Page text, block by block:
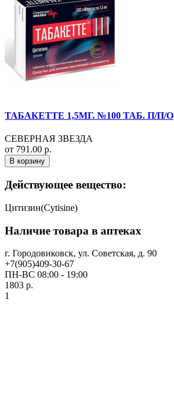
ТАБАКЕТТЕ 1,5МГ. №100 ТАБ. П/П/О
СЕВЕРНАЯ ЗВЕЗДА
от 791.00 р.
В корзину
Действующее вещество:
Цитизин(Cytisine)
Наличие товара в аптеках
г. Городовиковск, ул. Советская, д. 90
+7(905)409-30-67
ПН-ВС 08:00 - 19:00
1803 р.
1